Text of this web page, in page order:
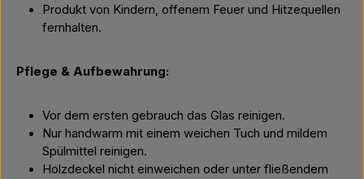
Produkt von Kindern, offenem Feuer und Hitzequellen
fernhalten.
Pflege & Aufbewahrung:
Vor dem ersten gebrauch das Glas reinigen.
Nur handwarm mit einem weichen Tuch und mildem
Spülmittel reinigen.
Holzdeckel nicht einweichen oder unter fließendem